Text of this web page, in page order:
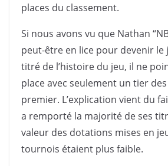
places du classement.
Si nous avons vu que Nathan
peut-être en lice pour devenir le
titré de l’histoire du jeu, il ne
place avec seulement un tier
premier. L’explication vient du
a remporté la majorité de ses
valeur des dotations mises en
tournois étaient plus faible.